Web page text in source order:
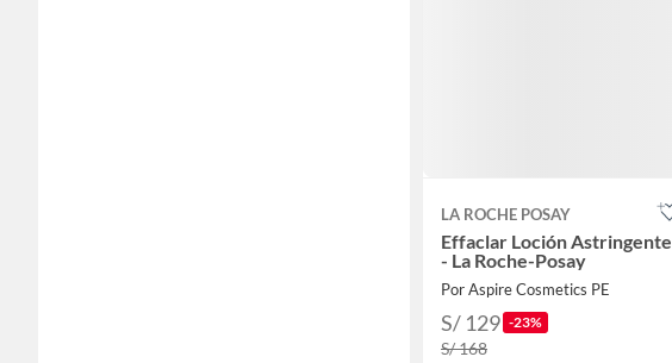
LA ROCHE POSAY
Effaclar Loción Astringente
- La Roche-Posay
Por Aspire Cosmetics PE
S/ 129 -23%
S/ 168